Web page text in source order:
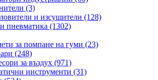
(3)
и изсушители (128)
пневматика (1302)
за помпане на гуми (23)
(248)
за въздух (971)
инструменти (31)